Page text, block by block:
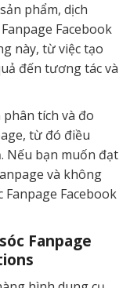
phẩm, dịch
Facebook
này, từ việc tạo
đến tương tác và
tích và đo
từ đó điều
Nếu bạn muốn đạt
và không
Fanpage Facebook
Fanpage